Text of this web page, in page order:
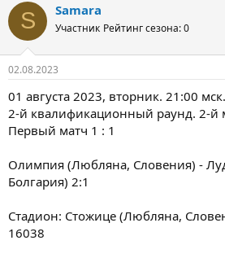
S Samara
Участник Рейтинг сезона: 0
02.08.2023
01 августа 2023, вторник. 21:00 мск.
2-й квалификационный раунд. 2-й
Первый матч 1 : 1
Олимпия (Любляна, Словения) -
Болгария) 2:1
Стадион: Стожице (Любляна,
16038